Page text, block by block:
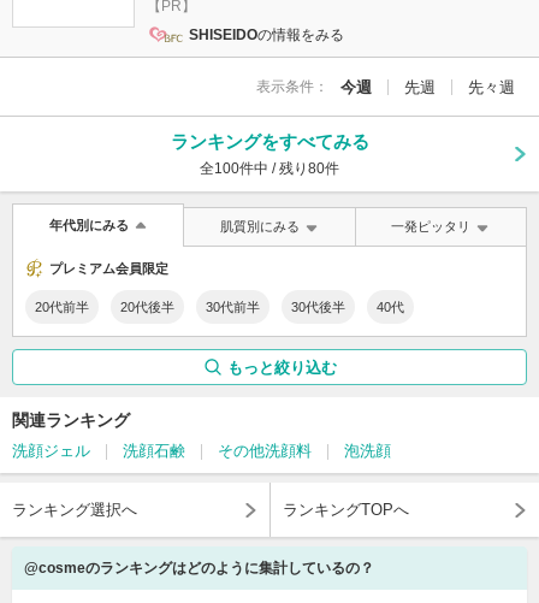
【PR】
SHISEIDOの情報をみる
表示条件： 今週 先週 先々週
ランキングをすべてみる
全100件中 / 残り80件
年代別にみる 肌質別にみる 一発ピッタリ
プレミアム会員限定
20代前半 20代後半 30代前半 30代後半 40代
もっと絞り込む
関連ランキング
洗顔ジェル 洗顔石鹸 その他洗顔料 泡洗顔
ランキング選択へ ランキングTOPへ
@cosmeのランキングはどのように集計しているの？